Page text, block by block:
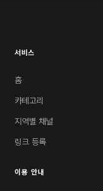
서비스
홈
카테고리
지역별 채널
링크 등록
이용 안내